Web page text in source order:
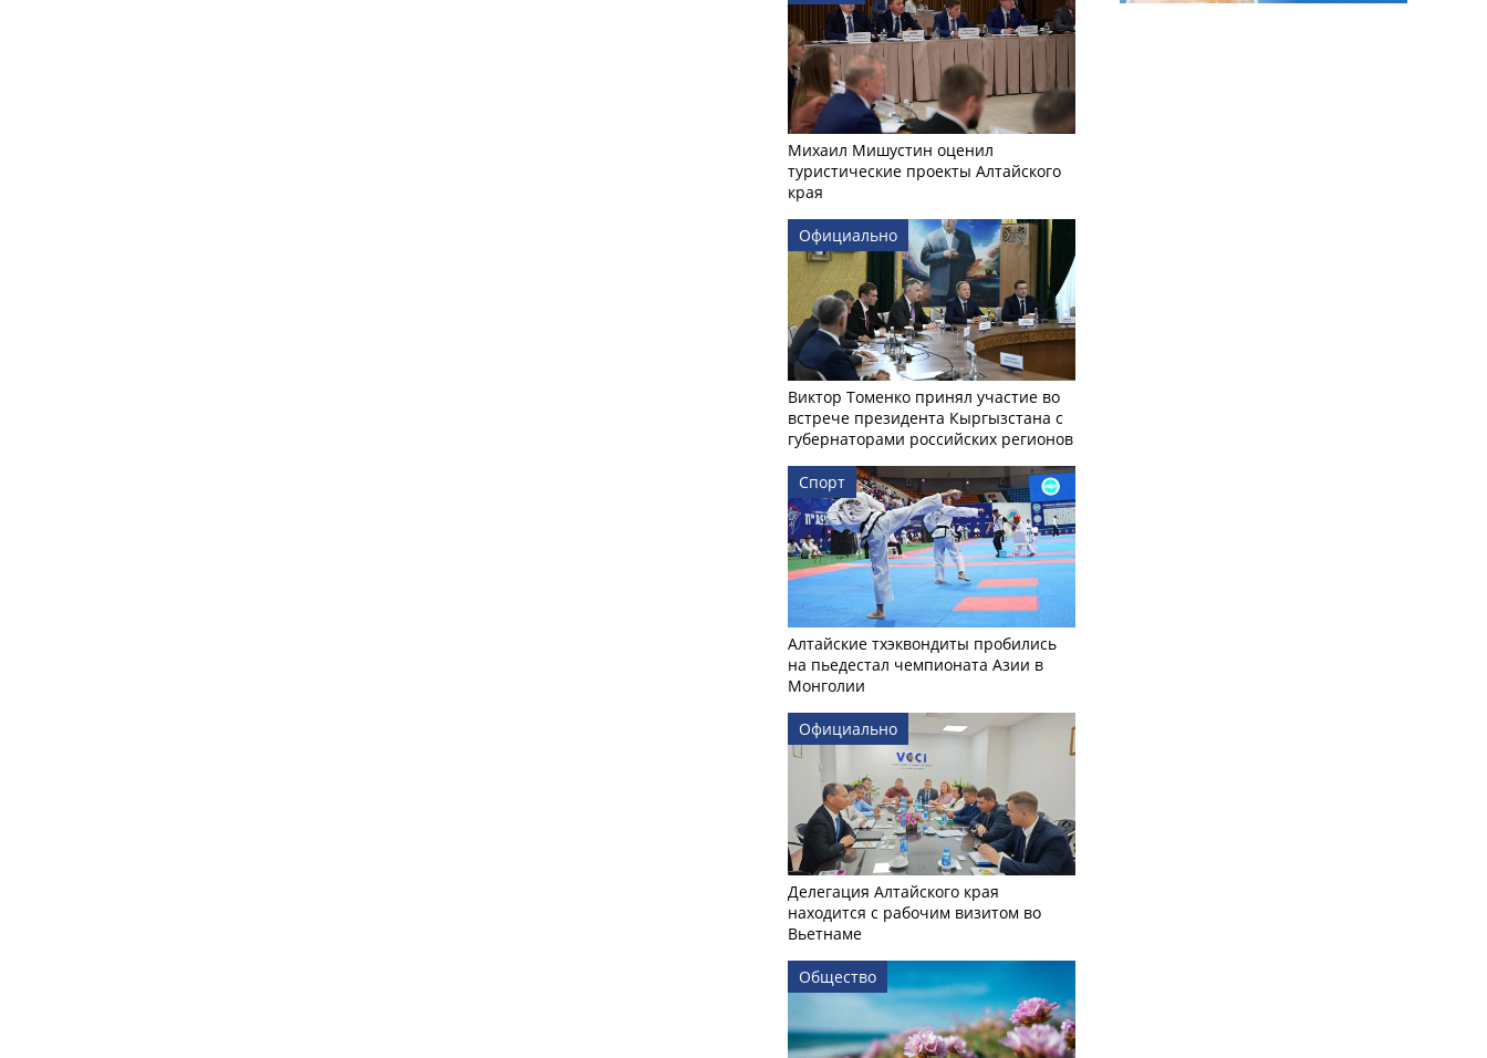
Михаил Мишустин оценил
туристические проекты Алтайского
края
Официально
Виктор Томенко принял участие во
встрече президента Кыргызстана с
губернаторами российских регионов
Спорт
Алтайские тхэквондиты пробились
на пьедестал чемпионата Азии в
Монголии
Официально
Делегация Алтайского края
находится с рабочим визитом во
Вьетнаме
Общество